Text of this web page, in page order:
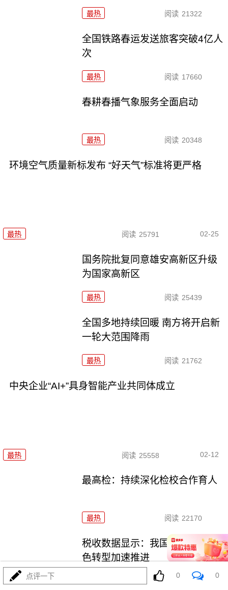
最热 阅读 21322
全国铁路春运发送旅客突破4亿人
次
最热 阅读 17660
春耕春播气象服务全面启动
最热 阅读 20348
环境空气质量新标发布 “好天气”标准将更严格
最热 阅读 25791 02-25
国务院批复同意雄安高新区升级
为国家高新区
最热 阅读 25439
全国多地持续回暖 南方将开启新
一轮大范围降雨
最热 阅读 21762
中央企业“AI+”具身智能产业共同体成立
最热 阅读 25558 02-12
最高检：持续深化检校合作育人
最热 阅读 22170
税收数据显示：我国经济社会绿
色转型加速推进
24610
点评一下 0 0